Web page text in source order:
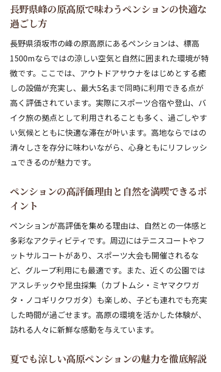
家族やグループで楽しむ高評価ペンション
の過ごし方
アウトドアサウナ付きペンションで癒し体験を
満喫
アウトドアサウナが魅力のペンションで心
身リフレッシュ
最大5名で楽しむペンションのサウナ体験の
すすめ
峰の原高原の自然とサウナが織りなす癒し
の時間
用術
体験
高評価のペンションで非日常のサウナ時間
を堪能
涼しい高地の夏を楽しむペンション滞在ガイド
標高1500mの涼しさが魅力のペンション夏
体験
高原ペンションで快適に過ごす夏の過ごし
方
を実感
長野県峰の原高原で味わうペンションの快適な
過ごし方
長野県須坂市の峰の原高原にあるペンションは、標高
1500mならではの涼しい空気と自然に囲まれた環境が特
徴です。ここでは、アウトドアサウナをはじめとする癒
しの設備が充実し、最大5名まで同時に利用できる点が
高く評価されています。実際にスポーツ合宿や登山、バ
イク旅の拠点として利用されることも多く、過ごしやす
い気候とともに快適な滞在が叶います。高地ならではの
清々しさを存分に味わいながら、心身ともにリフレッシ
ュできるのが魅力です。
ペンションの高評価理由と自然を満喫できるポ
イント
ペンションが高評価を集める理由は、自然との一体感と
多彩なアクティビティです。周辺にはテニスコートやフ
ットサルコートがあり、スポーツ大会も開催されるな
ど、グループ利用にも最適です。また、近くの公園では
アスレチックや昆虫採集（カブトムシ・ミヤマクワガ
タ・ノコギリクワガタ）も楽しめ、子ども連れでも充実
した時間が過ごせます。高原の環境を活かした体験が、
訪れる人々に新鮮な感動を与えています。
夏でも涼しい高原ペンションの魅力を徹底解説